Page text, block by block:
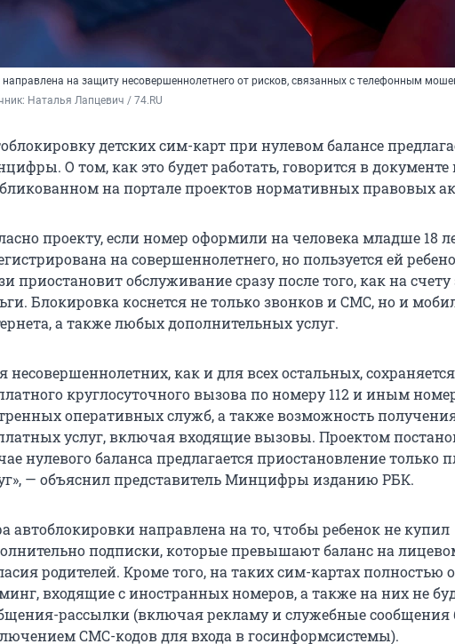
направлена на защиту несовершеннолетнего от рисков, связанных с телефонным
Наталья Лапцевич / 74.RU
детских сим-карт при нулевом балансе
О том, как это будет работать, говорится в документе
на портале проектов нормативных правовых
проекту, если номер оформили на человека младше 18
на совершеннолетнего, но пользуется ей
приостановит обслуживание сразу после того, как на счету
Блокировка коснется не только звонков и СМС, но и
а также любых дополнительных услуг.
несовершеннолетних, как и для всех остальных,
круглосуточного вызова по номеру 112 и иным
оперативных служб, а также возможность
услуг, включая входящие вызовы. Проектом
нулевого баланса предлагается приостановление только
— объяснил представитель Минцифры изданию РБК.
автоблокировки направлена на то, чтобы ребенок не купил
подписки, которые превышают баланс на
родителей. Кроме того, на таких сим-картах полностью
входящие с иностранных номеров, а также на них не
рассылки (включая рекламу и служебные сообщения
СМС-кодов для входа в госинформсистемы).